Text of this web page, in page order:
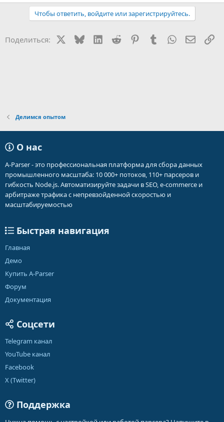
Чтобы ответить, войдите или зарегистрируйтесь.
Поделиться: BlueskyLinkedIn
Reddit PinterestTumblr WhatsApp
Делимся опытом
О нас
A-Parser - это профессиональная платформа для сбора данных
промышленного масштаба: 10 000+ потоков, 110+ парсеров и
гибкость Node.js. Автоматизируйте задачи в SEO, e-commerce и
арбитраже трафика с непревзойденной скоростью и
масштабируемостью
Быстрая навигация
Главная
Демо
Купить A-Parser
Форум
Документация
Соцсети
Telegram канал
YouTube канал
Facebook
X (Twitter)
Поддержка